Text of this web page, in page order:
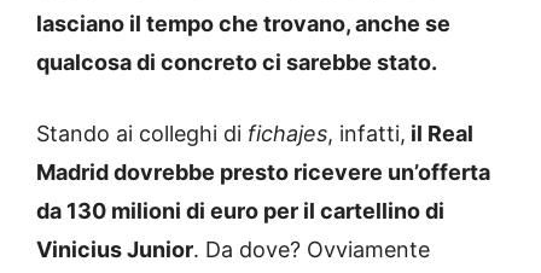
lasciano il tempo che trovano, anche se
qualcosa di concreto ci sarebbe stato.
Stando ai colleghi di fichajes, infatti, il Real
Madrid dovrebbe presto ricevere un’offerta
da 130 milioni di euro per il cartellino di
Vinicius Junior. Da dove? Ovviamente